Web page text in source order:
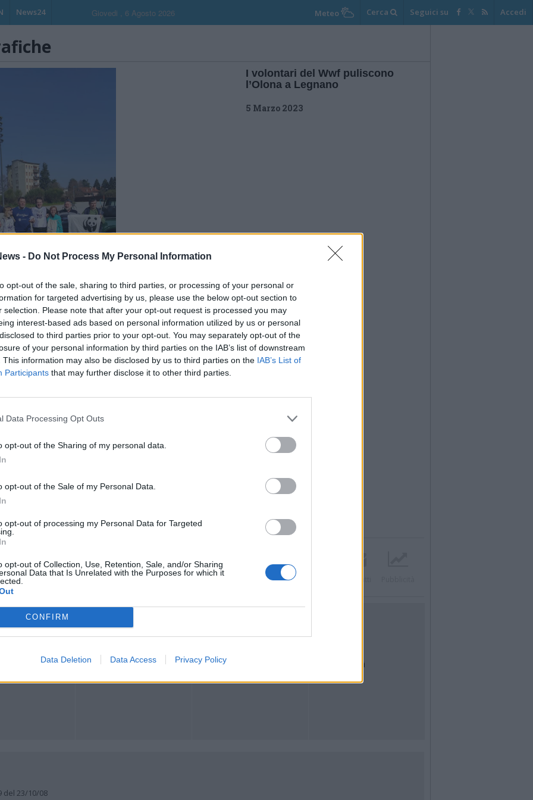
- Do Not Process My Personal Information
opt-out of the sale, sharing to third parties, or processing of your personal or
for targeted advertising by us, please use the below opt-out section to
selection. Please note that after your opt-out request is processed you may
interest-based ads based on personal information utilized by us or personal
to third parties prior to your opt-out. You may separately opt-out of the
of your personal information by third parties on the IAB’s list of downstream
This information may also be disclosed by us to third parties on the IAB’s List of
Participants that may further disclose it to other third parties.
Data Processing Opt Outs
opt-out of the Sharing of my personal data.
opt-out of the Sale of my Personal Data.
opt-out of processing my Personal Data for Targeted
opt-out of Collection, Use, Retention, Sale, and/or Sharing
Data that Is Unrelated with the Purposes for which it
CONFIRM
Data Deletion Data Access Privacy Policy
News24 Giovedi , 6 Agosto 2026 Meteo Cerca Seguici su Accedi
1 di 33
Wwf ripuliscono il fiume a Legnano
I volontari del Wwf puliscono
l’Olona a Legnano
5 Marzo 2023
Invia notizia Twitter
Web TV
Lettere al direttore
Articoli più letti
del 23/10/08